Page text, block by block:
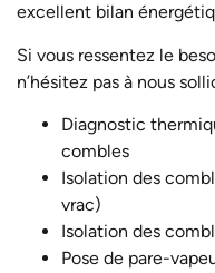
excellent bilan
Si vous ressentez le
n’hésitez pas à nous
Diagnostic
combles
Isolation des
vrac)
Isolation des
Pose de pare-